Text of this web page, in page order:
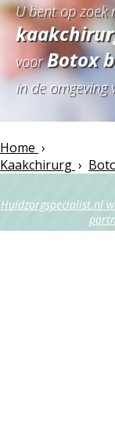
U bent op zoek
voorBotox
in de omgeving
Home ›
Kaakchirurg ›
Huidzorgspecialist.nl